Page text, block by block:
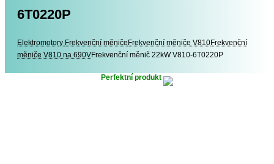
6T0220P
Elektromotory Elektromotory
Frekvenční měniče Frekvenční měniče V810Frekvenční
měniče V810 na 690VFrekvenční měnič 22kW V810-6T0220P
Perfektní produkt